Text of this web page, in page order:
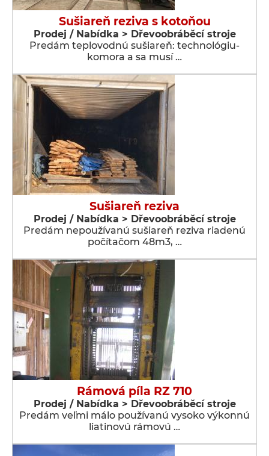
Sušiareň reziva s kotoňou
Prodej / Nabídka > Dřevoobráběcí stroje
Predám teplovodnú sušiareň: technológiu-
komora a sa musí …
Sušiareň reziva
Prodej / Nabídka > Dřevoobráběcí stroje
Predám nepoužívanú sušiareň reziva riadenú
počítačom 48m3, …
Rámová píla RZ 710
Prodej / Nabídka > Dřevoobráběcí stroje
Predám veľmi málo používanú vysoko výkonnú
liatinovú rámovú …